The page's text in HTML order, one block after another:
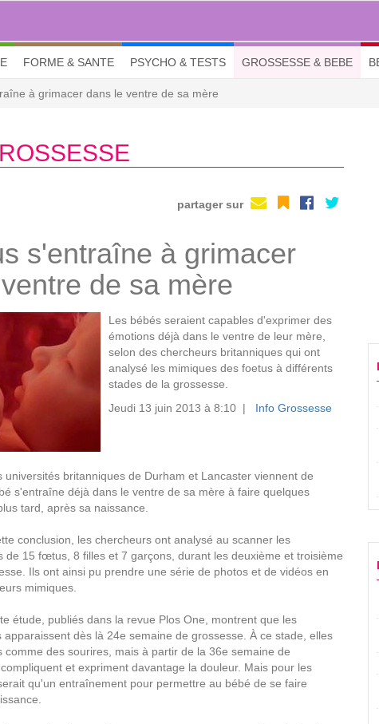
FORME & SANTE PSYCHO & TESTS GROSSESSE & BEBE
à grimacer dans le ventre de sa mère
partager sur
s'entraîne à grimacer
de sa mère
Les bébés seraient capables d'exprimer des
émotions déjà dans le ventre de leur mère,
selon des chercheurs britanniques qui ont
analysé les mimiques des foetus à différents
stades de la grossesse.
Jeudi 13 juin 2013 à 8:10 | Info Grossesse
universités britanniques de Durham et Lancaster viennent de
s'entraîne déjà dans le ventre de sa mère à faire quelques
tard, après sa naissance.
conclusion, les chercheurs ont analysé au scanner les
de 15 fœtus, 8 filles et 7 garçons, durant les deuxième et troisième
Ils ont ainsi pu prendre une série de photos et de vidéos en
mimiques.
étude, publiés dans la revue Plos One, montrent que les
apparaissent dès là 24e semaine de grossesse. À ce stade, elles
comme des sourires, mais à partir de la 36e semaine de
et expriment davantage la douleur. Mais pour les
qu'un entraînement pour permettre au bébé de se faire